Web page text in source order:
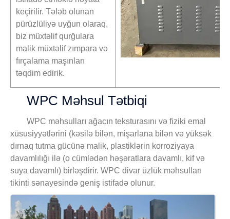
keçirilir. Tələb olunan
pürüzlüliyə uyğun olaraq,
biz müxtəlif qurğulara
malik müxtəlif zımpara və
fırçalama maşınları
təqdim edirik.
WPC Məhsul Tətbiqi
WPC məhsulları ağacın teksturasını və fiziki emal
xüsusiyyətlərini (kəsilə bilən, mişarlana bilən və yüksək
dırnaq tutma gücünə malik, plastiklərin korroziyaya
davamlılığı ilə (o cümlədən həşəratlara davamlı, kif və
suya davamlı) birləşdirir. WPC divar üzlük məhsulları
tikinti sənayesində geniş istifadə olunur.